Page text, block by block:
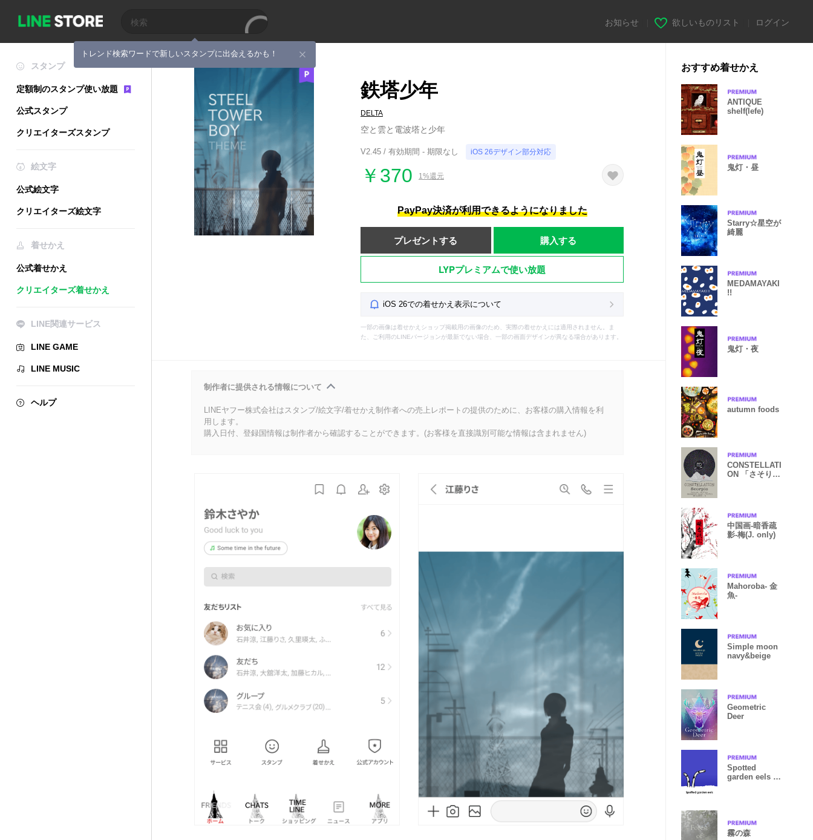
トレンド検索ワードで新しいスタンプに出会えるかも！
お知らせ 欲しいものリスト ログイン
スタンプ
定額制のスタンプ使い放題
公式スタンプ
クリエイターズスタンプ
絵文字
公式絵文字
クリエイターズ絵文字
着せかえ
公式着せかえ
クリエイターズ着せかえ
LINE関連サービス
LINE GAME
LINE MUSIC
ヘルプ
鉄塔少年
DELTA
空と雲と電波塔と少年
V2.45 / 有効期間 - 期限なし iOS 26デザイン部分対応
￥370 1%還元
PayPay決済が利用できるようになりました
プレゼントする 購入する
LYPプレミアムで使い放題
iOS 26での着せかえ表示について
一部の画像は着せかえショップ掲載用の画像のため、実際の着せかえには適用されません。ま
た、ご利用のLINEバージョンが最新でない場合、一部の画面デザインが異なる場合があります。
制作者に提供される情報について
LINEヤフー株式会社はスタンプ/絵文字/着せかえ制作者への売上レポートの提供のために、お客様の購入情報を利
用します。
購入日付、登録国情報は制作者から確認することができます。(お客様を直接識別可能な情報は含まれません)
おすすめ着せかえ
ANTIQUE
shelf(lefe)
鬼灯・昼
Starry☆星空が
綺麗
MEDAMAYAKI
!!
鬼灯・夜
autumn foods
CONSTELLATI
ON 「さそり
中国画-暗香疏
影-梅(J. only)
Mahoroba- 金
魚-
Simple moon
navy&beige
Geometric
Deer
Spotted
garden eels ~
霧の森